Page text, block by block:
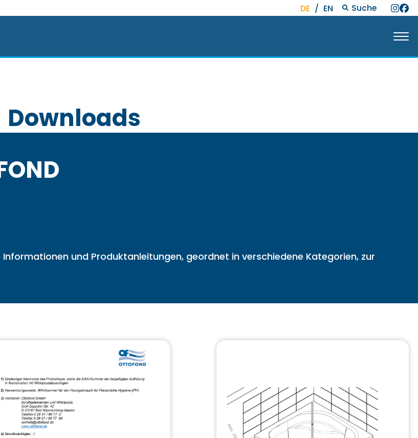
DE / EN Suche
Downloads
und Produktanleitungen, geordnet in verschiedene Kategorien, zur